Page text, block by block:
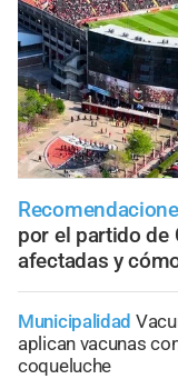
por el partido de
afectadas y
Municipalidad
aplican vacunas
coqueluche